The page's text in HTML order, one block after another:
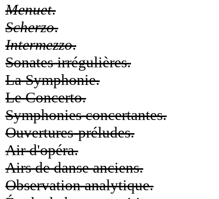
Menuet.
Scherzo.
Intermezzo.
Sonates irrégulières.
La Symphonie.
Le Concerto.
Symphonies concertantes.
Ouvertures-préludes.
Air d'opéra.
Airs de danse anciens.
Observation analytique.